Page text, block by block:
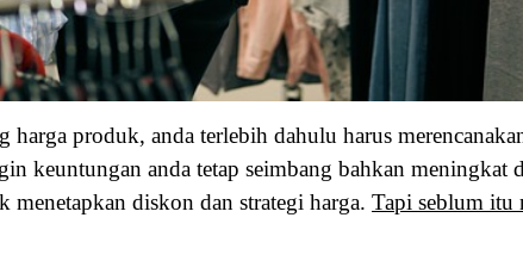
harga produk, anda terlebih dahulu harus
keuntungan anda tetap seimbang bahkan
diskon dan strategi harga. Tapi seblum itu